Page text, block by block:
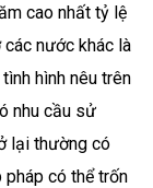
cao nhất tỷ lệ
nước khác là
hình nêu trên
nhu cầu sử
lại thường có
pháp có thể trốn